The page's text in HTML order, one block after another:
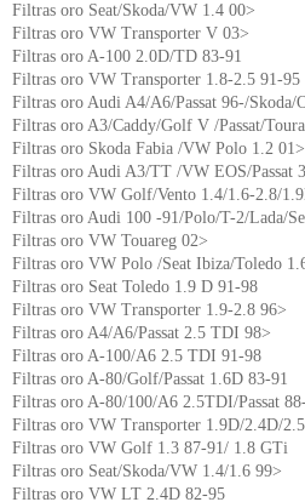
Filtras oro Seat/Skoda/VW 1.4 00>
Filtras oro VW Transporter V 03>
Filtras oro A-100 2.0D/TD 83-91
Filtras oro VW Transporter 1.8-2.5 91-95
Filtras oro Audi A4/A6/Passat 96-/Skoda/
Filtras oro A3/Caddy/Golf V /Passat/
Filtras oro Skoda Fabia /VW Polo 1.2 01>
Filtras oro Audi A3/TT /VW EOS/Passat
Filtras oro VW Golf/Vento 1.4/1.6-2.8/
Filtras oro Audi 100 -91/Polo/T-2/Lada/
Filtras oro VW Touareg 02>
Filtras oro VW Polo /Seat Ibiza/Toledo
Filtras oro Seat Toledo 1.9 D 91-98
Filtras oro VW Transporter 1.9-2.8 96>
Filtras oro A4/A6/Passat 2.5 TDI 98>
Filtras oro A-100/A6 2.5 TDI 91-98
Filtras oro A-80/Golf/Passat 1.6D 83-91
Filtras oro A-80/100/A6 2.5TDI/Passat
Filtras oro VW Transporter 1.9D/2.4D/
Filtras oro VW Golf 1.3 87-91/ 1.8 GTi
Filtras oro Seat/Skoda/VW 1.4/1.6 99>
Filtras oro VW LT 2.4D 82-95